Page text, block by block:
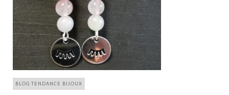
BLOG TENDANCE BIJOUX